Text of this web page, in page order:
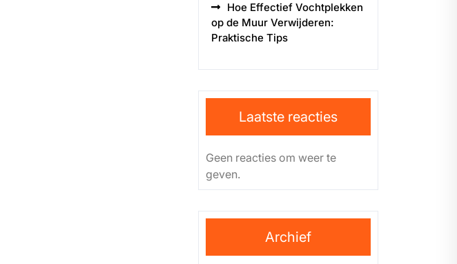
Hoe Effectief Vochtplekken
op de Muur Verwijderen:
Praktische Tips
Laatste reacties
Geen reacties om weer te
geven.
Archief